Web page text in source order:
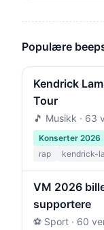
Populære
Kendrick
Tour
🎵 Musikk · 63
Konserter 2026
rap
kendrick-
VM 2026
supportere
⚽ Sport · 60